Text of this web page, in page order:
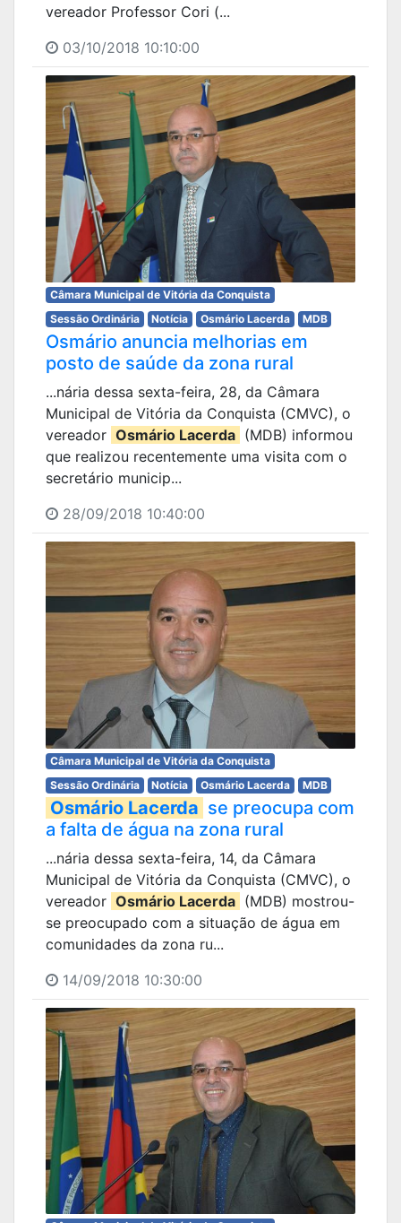
vereador Professor Cori (...
03/10/2018 10:10:00
Câmara Municipal de Vitória da Conquista
Sessão Ordinária
Notícia Osmário Lacerda MDB
Osmário anuncia melhorias em
posto de saúde da zona rural
...nária dessa sexta-feira, 28, da Câmara
Municipal de Vitória da Conquista (CMVC), o
vereador Osmário Lacerda (MDB) informou
que realizou recentemente uma visita com o
secretário municip...
28/09/2018 10:40:00
Câmara Municipal de Vitória da Conquista
Sessão Ordinária
Notícia Osmário Lacerda MDB
Osmário Lacerda se preocupa com
a falta de água na zona rural
...nária dessa sexta-feira, 14, da Câmara
Municipal de Vitória da Conquista (CMVC), o
vereador Osmário Lacerda (MDB) mostrou-
se preocupado com a situação de água em
comunidades da zona ru...
14/09/2018 10:30:00